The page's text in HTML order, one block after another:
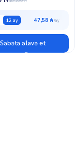
12 ay 47,58 ₼
Səbətə əlavə et